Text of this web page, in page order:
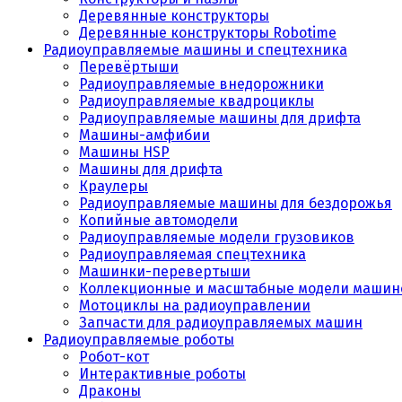
Деревянные конструкторы
Деревянные конструкторы Robotime
Радиоуправляемые машины и спецтехника
Перевёртыши
Радиоуправляемые внедорожники
Радиоуправляемые квадроциклы
Радиоуправляемые машины для дрифта
Машины-амфибии
Машины HSP
Машины для дрифта
Краулеры
Радиоуправляемые машины для бездорожья
Копийные автомодели
Радиоуправляемые модели грузовиков
Радиоуправляемая спецтехника
Машинки-перевертыши
Коллекционные и масштабные модели
Мотоциклы на радиоуправлении
Запчасти для радиоуправляемых машин
Радиоуправляемые роботы
Робот-кот
Интерактивные роботы
Драконы